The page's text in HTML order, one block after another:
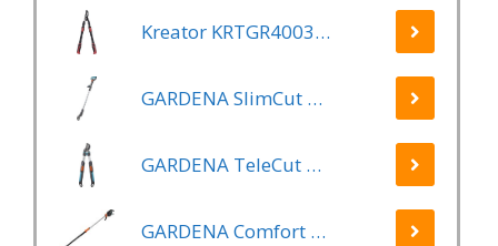
Kreator KRTGR4003 Telescopische takkenschaar – Jong hout - Knipdiameter: Ø34 mm
GARDENA SlimCut Takkenschaar -28mm- Met Hefboommechanisme
GARDENA TeleCut Telescopische - Takkenschaar 520-670B - 42 mm Verstelbare Lengte
GARDENA Comfort Takkenschaar StarCut 160 - Snoeischaar - Reikwijdte ca. 3.5 m - Max Knipdiameter 32 mm